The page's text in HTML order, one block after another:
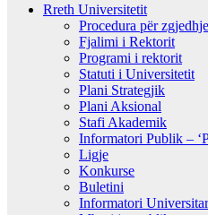
Rreth Universitetit
Procedura për
Fjalimi i Rektorit
Programi i rektorit
Statuti i Universitetit
Plani Strategjik
Plani Aksional
Stafi Akademik
Informatori Publik –
Ligje
Konkurse
Buletini
Informatori Universitar